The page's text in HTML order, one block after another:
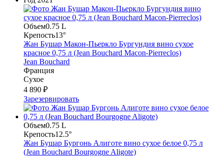
Объем0.75 L
Крепость13°
Жан Бушар Макон-Пьеркло Бургундия вино сухое
красное 0,75 л (Jean Bouchard Macon-Pierreclos)
Jean Bouchard
Франция
Сухое
4 890 ₽
Зарезервировать
Объем0.75 L
Крепость12.5°
Жан Бушар Бургонь Алиготе вино сухое белое 0,75 л
(Jean Bouchard Bourgogne Aligote)